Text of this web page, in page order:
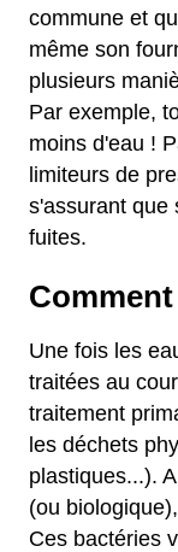
commune et
même son
plusieurs
Par exemple,
moins d'eau !
limiteurs de
s'assurant que
fuites.
Une fois les
traitées au
traitement
les déchets
plastiques...).
(ou
Ces bactéries